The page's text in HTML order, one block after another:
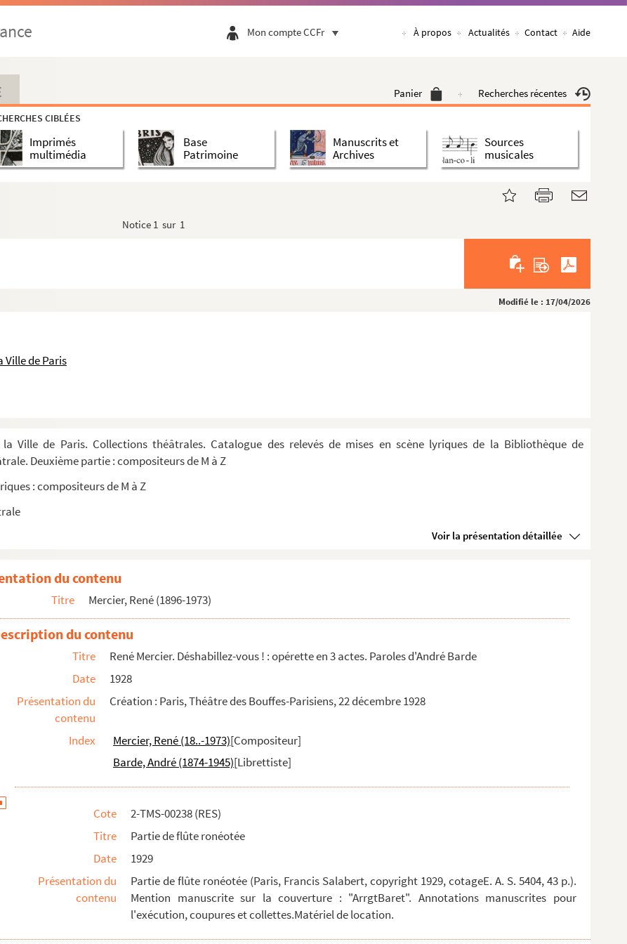
Mon compte CCFr À propos Actualités Contact Aide
Panier Recherches récentes
CIBLÉES
Imprimés
multimédia
Base
Patrimoine
Manuscrits et
Archives
Sources
musicales
Notice 1 sur 1
Modifié le : 17/04/2026
de Paris
Ville de Paris. Collections théâtrales. Catalogue des relevés de mises en scène lyriques de la Bibliothèque de
Deuxième partie : compositeurs de M à Z
: compositeurs de M à Z
Voir la présentation détaillée
d'André Barde
du contenu
Titre Mercier, René (1896-1973)
du contenu
Titre
René Mercier. Déshabillez-vous ! : opérette en 3 actes. Paroles d'André Barde
Date
1928
Présentation du
contenu
Création : Paris, Théâtre des Bouffes-Parisiens, 22 décembre 1928
Index Mercier, René (18..-1973)[Compositeur]
Barde, André (1874-1945)[Librettiste]
Cote
2-TMS-00238 (RES)
Titre
Partie de flûte ronéotée
Date
1929
Présentation du
contenu
Partie de flûte ronéotée (Paris, Francis Salabert, copyright 1929, cotageE. A. S. 5404, 43 p.).
Mention manuscrite sur la couverture : "ArrgtBaret". Annotations manuscrites pour
l'exécution, coupures et collettes.Matériel de location.